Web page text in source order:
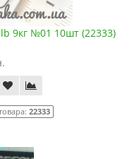
9кг №01 10шт (22333)
22333